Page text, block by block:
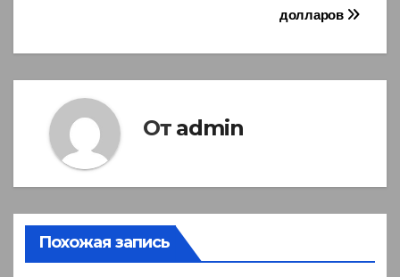
долларов
От admin
Похожая запись